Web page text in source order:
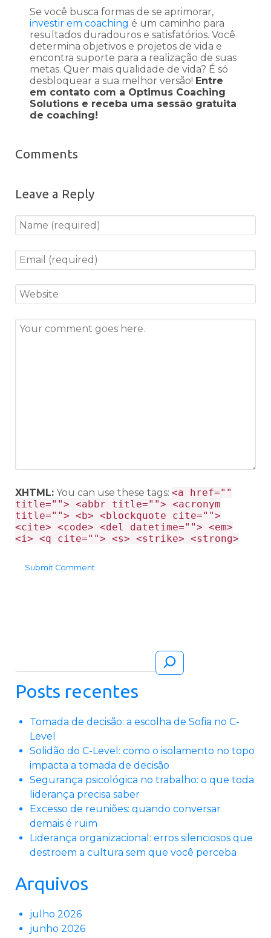
Se você busca formas de se aprimorar,
investir em coaching é um caminho para
resultados duradouros e satisfatórios. Você
determina objetivos e projetos de vida e
encontra suporte para a realização de suas
metas. Quer mais qualidade de vida? É só
desbloquear a sua melhor versão! Entre
em contato com a Optimus Coaching
Solutions e receba uma sessão gratuita
de coaching!
Comments
Leave a Reply
XHTML: You can use these tags: <a href=""
title=""> <abbr title=""> <acronym
title=""> <b> <blockquote cite="">
<cite> <code> <del datetime=""> <em>
<i> <q cite=""> <s> <strike> <strong>
Posts recentes
Tomada de decisão: a escolha de Sofia no C-
Level
Solidão do C-Level: como o isolamento no topo
impacta a tomada de decisão
Segurança psicológica no trabalho: o que toda
liderança precisa saber
Excesso de reuniões: quando conversar
demais é ruim
Liderança organizacional: erros silenciosos que
destroem a cultura sem que você perceba
Arquivos
julho 2026
junho 2026